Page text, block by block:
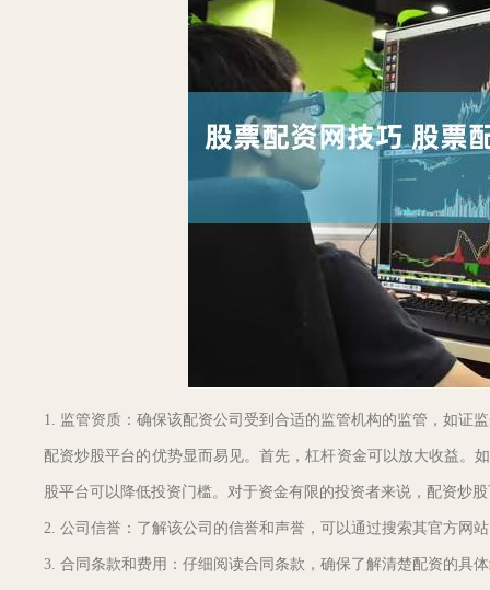
1. 监管资质：确保该配资公司受到合适的监管机构的监管，如证
配资炒股平台的优势显而易见。首先，杠杆资金可以放大收益。
股平台可以降低投资门槛。对于资金有限的投资者来说，配资炒
2. 公司信誉：了解该公司的信誉和声誉，可以通过搜索其官方网
3. 合同条款和费用：仔细阅读合同条款，确保了解清楚配资的具